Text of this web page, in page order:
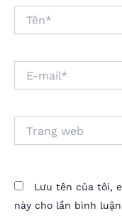
mail*
web
Lưu tên của tôi,
này cho lần bình